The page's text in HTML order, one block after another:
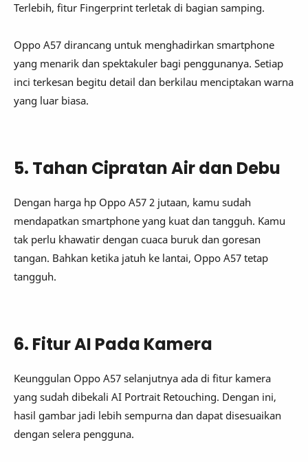
Terlebih, fitur Fingerprint terletak di bagian samping.
Oppo A57 dirancang untuk menghadirkan smartphone
yang menarik dan spektakuler bagi penggunanya. Setiap
inci terkesan begitu detail dan berkilau menciptakan warna
yang luar biasa.
5. Tahan Cipratan Air dan Debu
Dengan harga hp Oppo A57 2 jutaan, kamu sudah
mendapatkan smartphone yang kuat dan tangguh. Kamu
tak perlu khawatir dengan cuaca buruk dan goresan
tangan. Bahkan ketika jatuh ke lantai, Oppo A57 tetap
tangguh.
6. Fitur AI Pada Kamera
Keunggulan Oppo A57 selanjutnya ada di fitur kamera
yang sudah dibekali AI Portrait Retouching. Dengan ini,
hasil gambar jadi lebih sempurna dan dapat disesuaikan
dengan selera pengguna.